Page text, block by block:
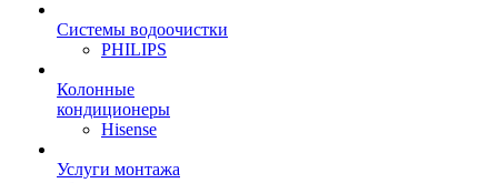
Системы водоочистки
PHILIPS
Колонные
кондиционеры
Hisense
Услуги монтажа